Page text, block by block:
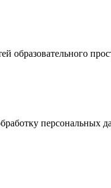
образовательного
персональных